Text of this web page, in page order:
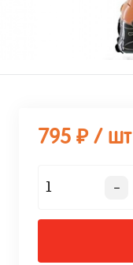
795 ₽ / шт